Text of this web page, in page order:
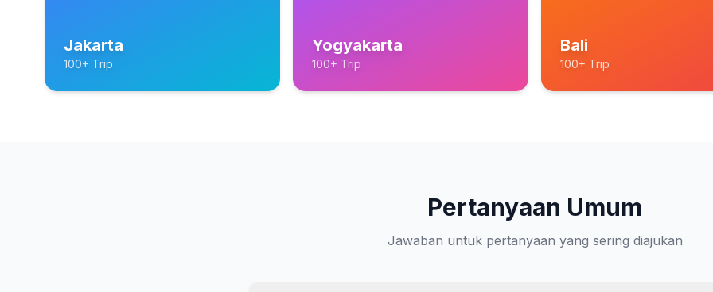
Jakarta
100+ Trip
Yogyakarta
100+ Trip
Bali
100+ Trip
Pertanyaan Umum
Jawaban untuk pertanyaan yang sering diajukan